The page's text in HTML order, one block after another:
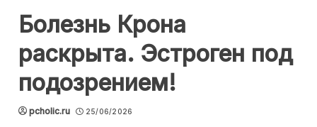
Болезнь Крона
раскрыта. Эстроген под
подозрением!
pcholic.ru 25/06/2026